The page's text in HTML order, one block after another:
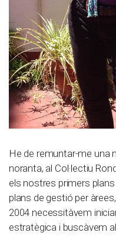
He de remuntar-me una
noranta, al Col·lectiu
els nostres primers
plans de gestió per
2004 necessitàvem
estratègica i buscàvem